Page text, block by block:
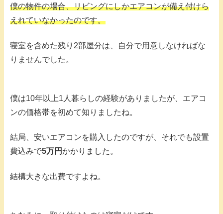
僕の物件の場合、リビングにしかエアコンが備え付けら
えれていなかったのです。
寝室を含めた残り2部屋分は、自分で用意しなければな
りませんでした。
僕は10年以上1人暮らしの経験がありましたが、エアコ
ンの価格帯を初めて知りましたね。
結局、安いエアコンを購入したのですが、それでも設置
費込みで5万円かかりました。
結構大きな出費ですよね。